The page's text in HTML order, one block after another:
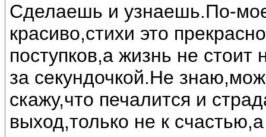
Сделаешь и узнаешь.По-
красиво,стихи это
поступков,а жизнь не стоит
за секундочкой.Не
скажу,что печалится и
выход,только не к